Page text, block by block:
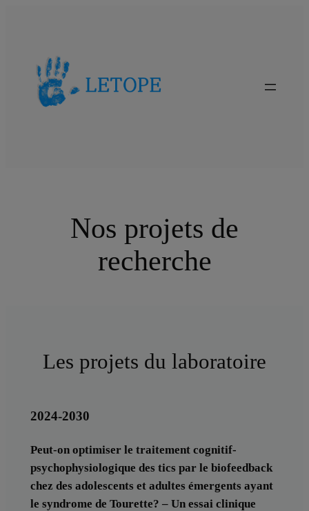
Nos projets de
recherche
Les projets du laboratoire
2024-2030
Peut-on optimiser le traitement cognitif-
psychophysiologique des tics par le biofeedback
chez des adolescents et adultes émergents ayant
le syndrome de Tourette? – Un essai clinique